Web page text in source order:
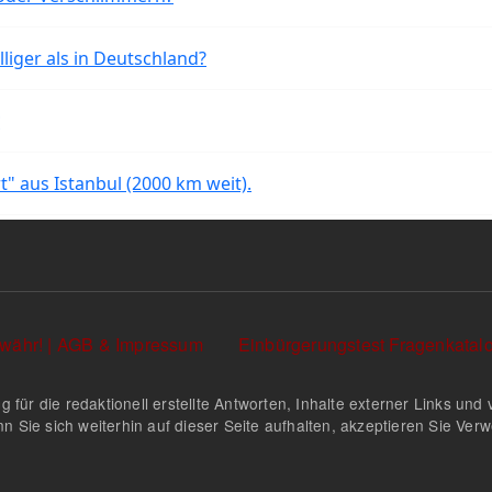
als in Deutschland?
aus Istanbul (2000 km weit).
| AGB & Impressum Einbürgerungstest
für die redaktionell erstellte Antworten, Inhalte externer Links
Sie sich weiterhin auf dieser Seite aufhalten, akzeptieren Sie